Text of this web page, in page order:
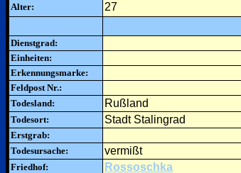
Alter: 27
Dienstgrad:
Einheiten:
Erkennungsmarke:
Feldpost Nr.:
Todesland:
Rußland
Todesort: Stadt Stalingrad
Erstgrab:
Todesursache:
vermißt
Friedhof: Rossoschka